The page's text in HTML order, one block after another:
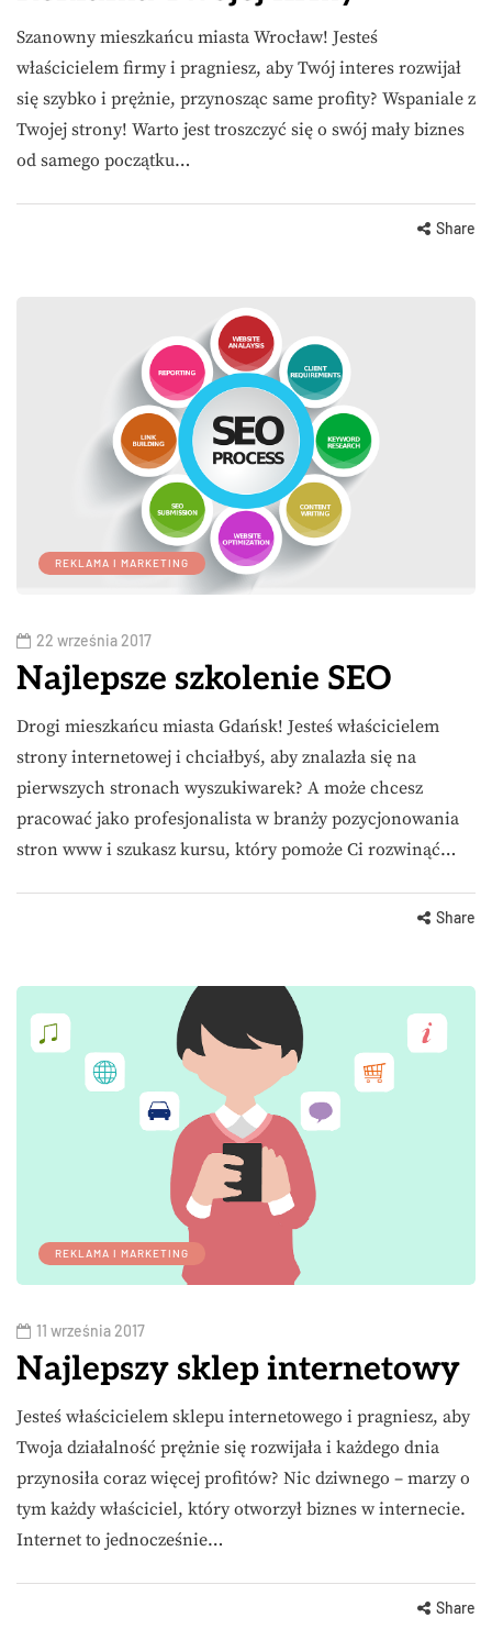
Szanowny mieszkańcu miasta Wrocław! Jesteś
właścicielem firmy i pragniesz, aby Twój interes rozwijał
się szybko i prężnie, przynosząc same profity? Wspaniale z
Twojej strony! Warto jest troszczyć się o swój mały biznes
od samego początku…
Share
REKLAMA I MARKETING
22 września 2017
Najlepsze szkolenie SEO
Drogi mieszkańcu miasta Gdańsk! Jesteś właścicielem
strony internetowej i chciałbyś, aby znalazła się na
pierwszych stronach wyszukiwarek? A może chcesz
pracować jako profesjonalista w branży pozycjonowania
stron www i szukasz kursu, który pomoże Ci rozwinąć…
Share
REKLAMA I MARKETING
11 września 2017
Najlepszy sklep internetowy
Jesteś właścicielem sklepu internetowego i pragniesz, aby
Twoja działalność prężnie się rozwijała i każdego dnia
przynosiła coraz więcej profitów? Nic dziwnego – marzy o
tym każdy właściciel, który otworzył biznes w internecie.
Internet to jednocześnie…
Share